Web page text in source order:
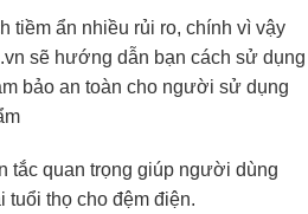
tiềm ẩn nhiều rủi ro, chính vì vậy
sẽ hướng dẫn bạn cách sử dụng
bảo an toàn cho người sử dụng
tắc quan trọng giúp người dùng
tuổi thọ cho đệm điện.